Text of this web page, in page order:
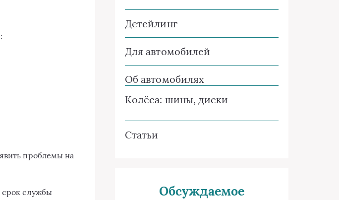
проблемы на
срок службы
Детейлинг
Для автомобилей
Об автомобилях
Колёса: шины, диски
Статьи
Обсуждаемое